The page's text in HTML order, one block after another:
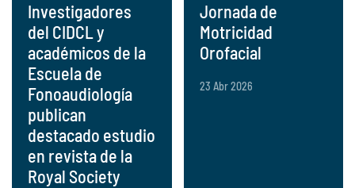
Investigadores
del CIDCL y
académicos de la
Escuela de
Fonoaudiología
publican
destacado estudio
en revista de la
Royal Society
Jornada de
Motricidad
Orofacial
23 Abr 2026